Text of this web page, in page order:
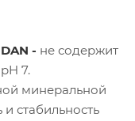
- не содержит
7.
минеральной
и стабильность